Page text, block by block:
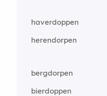
haverdoppen
herendorpen
bergdorpen
bierdoppen